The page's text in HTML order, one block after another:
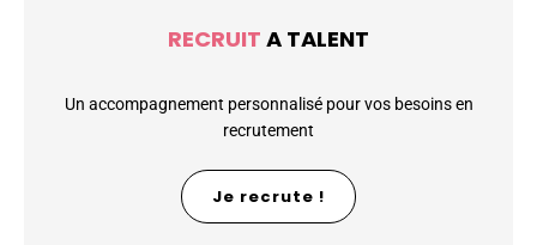
RECRUIT A TALENT
Un accompagnement personnalisé pour vos besoins en
recrutement
Je recrute !